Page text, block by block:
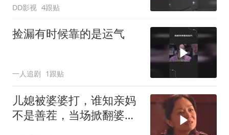
DD影视 4跟贴
捡漏有时候靠的是运气
一人追剧 1跟贴
儿媳被婆婆打，谁知亲妈
不是善茬，当场掀翻婆家